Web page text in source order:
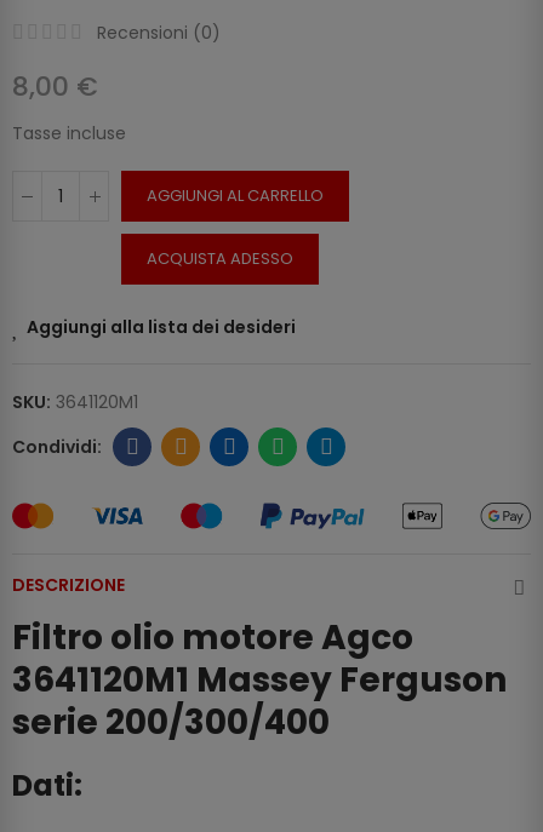
Recensioni (0)
8,00 €
Tasse incluse
AGGIUNGI AL CARRELLO
ACQUISTA ADESSO
Aggiungi alla lista dei desideri
SKU: 3641120M1
DESCRIZIONE
Filtro olio motore Agco
3641120M1 Massey Ferguson
serie 200/300/400
Dati: